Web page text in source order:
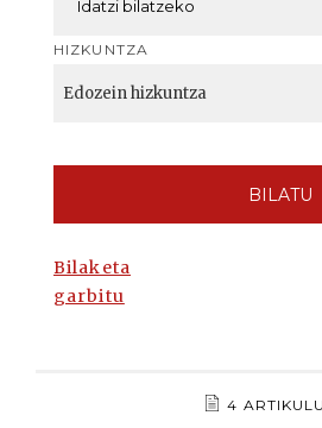
HIZKUNTZA
BILATU
Bilaketa
garbitu
4 ARTIKULU